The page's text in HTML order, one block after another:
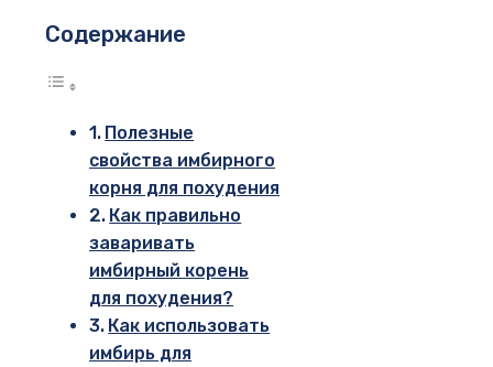
Содержание
Полезные
свойства имбирного
корня для похудения
Как правильно
заваривать
имбирный корень
для похудения?
Как использовать
имбирь для